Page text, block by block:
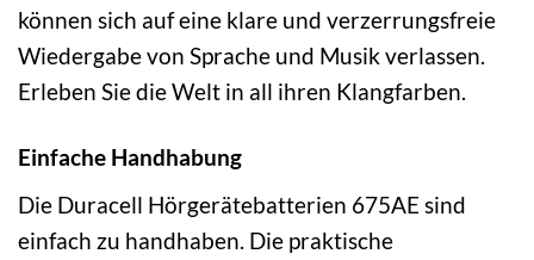
können sich auf eine klare und verzerrungsfreie
Wiedergabe von Sprache und Musik verlassen.
Erleben Sie die Welt in all ihren Klangfarben.
Einfache Handhabung
Die Duracell Hörgerätebatterien 675AE sind
einfach zu handhaben. Die praktische